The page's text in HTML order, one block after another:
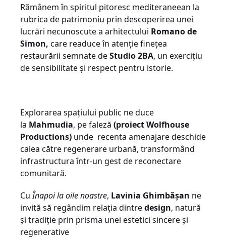
Rămânem în spiritul pitoresc mediteraneean la
rubrica de patrimoniu prin descoperirea unei
lucrări necunoscute a arhitectului Romano de
Simon, care readuce în atenție finețea
restaurării semnate deStudio 2BA, un exercițiu
de sensibilitate și respect pentru istorie.
Explorarea spațiului public ne duce
la Mahmudia, pe faleză (proiect Wolfhouse
Productions) unde recenta amenajare deschide
calea către regenerare urbană, transformând
infrastructura într-un gest de reconectare
comunitară.
CuÎnapoi la oile noastre, Lavinia Ghimbășan ne
invită să regândim relația dintredesign, natură
și tradiție prin prisma unei estetici sincere și
regenerative